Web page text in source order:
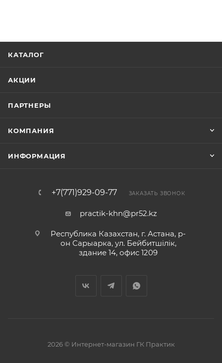
КАТАЛОГ
АКЦИИ
ПАРТНЕРЫ
КОМПАНИЯ
ИНФОРМАЦИЯ
+7(771)929-09-77 ЗАКАЗАТЬ ЗВОНОК
practik-khn@pr52.kz
Республика Казахстан, г. Астана, р-
он Сарыарка, ул. Бейбитшiлiк,
здание 14, офис 1209
2026 © Интернет-магазин ГК Практик